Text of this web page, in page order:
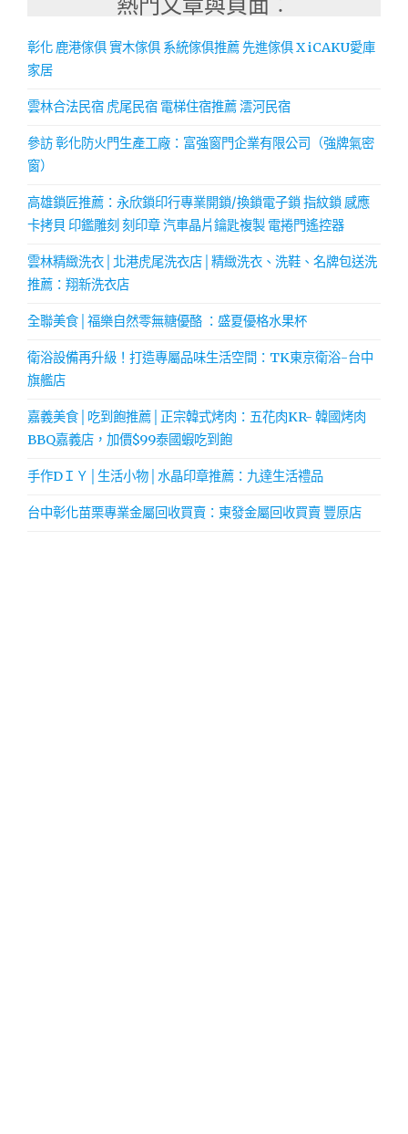
彰化 鹿港傢俱 實木傢俱 系統傢俱推薦 先進傢俱 X iCAKU愛庫
家居
雲林合法民宿 虎尾民宿 電梯住宿推薦 澐河民宿
參訪 彰化防火門生產工廠：富強窗門企業有限公司（強牌氣密
窗）
高雄鎖匠推薦：永欣鎖印行專業開鎖/換鎖電子鎖 指紋鎖 感應
卡拷貝 印鑑雕刻 刻印章 汽車晶片鑰匙複製 電捲門遙控器
雲林精緻洗衣│北港虎尾洗衣店│精緻洗衣、洗鞋、名牌包送洗
推薦：翔新洗衣店
全聯美食│福樂自然零無糖優酪 ：盛夏優格水果杯
衛浴設備再升級！打造專屬品味生活空間：TK東京衛浴-台中
旗艦店
嘉義美食│吃到飽推薦│正宗韓式烤肉：五花肉KR- 韓國烤肉
BBQ嘉義店，加價$99泰國蝦吃到飽
手作DＩＹ│生活小物│水晶印章推薦：九達生活禮品
台中彰化苗栗專業金屬回收買賣：東發金屬回收買賣 豐原店